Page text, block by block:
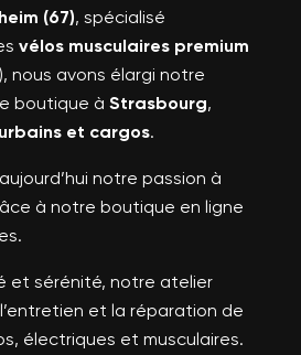
(67), spécialisé
vélos musculaires premium
nous avons élargi notre
boutique à Strasbourg,
et cargos.
notre passion à
à notre boutique en ligne
et sérénité, notre atelier
et la réparation de
électriques et musculaires.